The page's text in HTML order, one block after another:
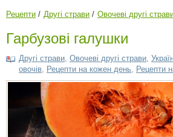
Рецепти Другі страви Овочеві другі
Гарбузові галушки
Другі страви Овочеві другі страви
овочів Рецепти на кожен день Рецепти